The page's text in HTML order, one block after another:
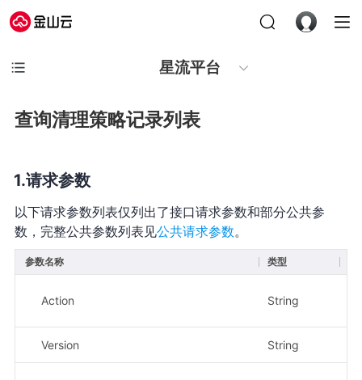
星流平台
查询清理策略记录列表
请求参数
以下请求参数列表仅列出了接口请求参数和部分公共参
数，完整公共参数列表见公共请求参数。
参数名称 类型
Action String
Version String